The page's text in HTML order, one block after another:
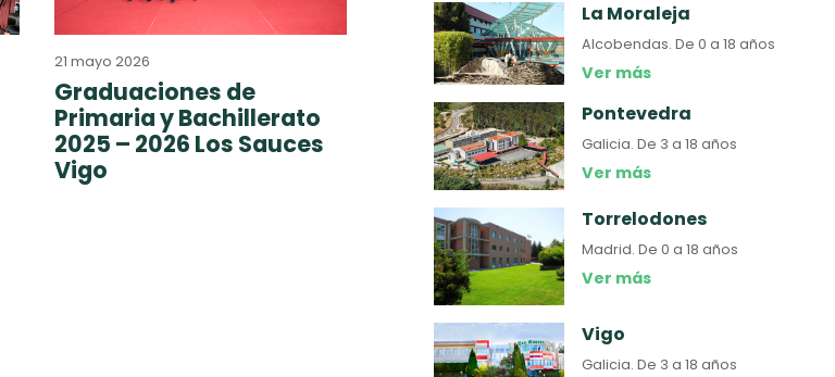
21 mayo 2026
Graduaciones de
Primaria y Bachillerato
2025 – 2026 Los Sauces
Vigo
La Moraleja
Alcobendas.De 0 a 18 años
Ver más
Pontevedra
Galicia.De 3 a 18 años
Ver más
Torrelodones
Madrid.De 0 a 18 años
Ver más
Vigo
Galicia.De 3 a 18 años